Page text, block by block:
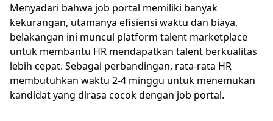
Menyadari bahwa job portal memiliki banyak
kekurangan, utamanya efisiensi waktu dan biaya,
belakangan ini muncul platform talent marketplace
untuk membantu HR mendapatkan talent berkualitas
lebih cepat. Sebagai perbandingan, rata-rata HR
membutuhkan waktu 2-4 minggu untuk menemukan
kandidat yang dirasa cocok dengan job portal.